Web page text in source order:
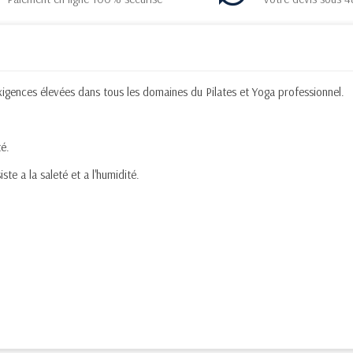
élevées dans tous les domaines du Pilates et Yoga professionnel.
a la saleté et a l'humidité.